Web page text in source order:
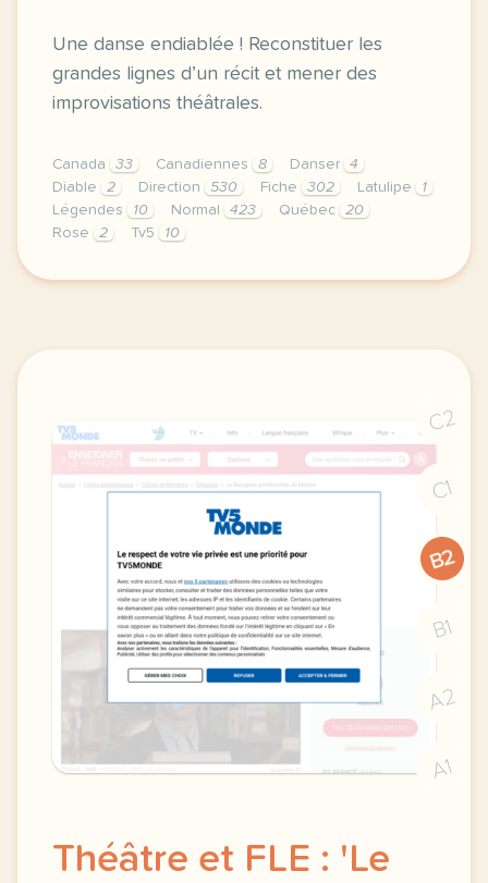
Une danse endiablée ! Reconstituer les
grandes lignes d’un récit et mener des
improvisations théâtrales.
Canada 33 Canadiennes 8 Danser
4
Diable
2 Direction 530 Fiche 302 Latulipe
1
Légendes
10 Normal 423 Québec
20
Rose
2 Tv5 10
didomi host didomi components button cursor
C2
C1
B2
B1
A2
A1
Théâtre et FLE : 'Le